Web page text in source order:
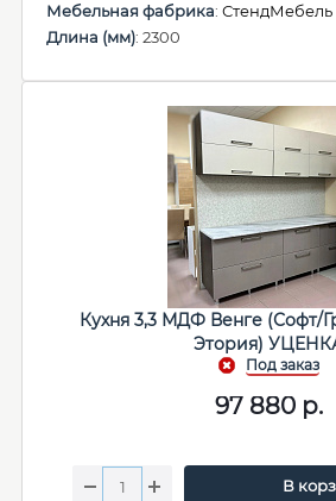
Мебельная фабрика: СтендМебель
Длина (мм): 2300
Кухня 3,3 МДФ Венге (Софт/
Этория)
97 880р.
В